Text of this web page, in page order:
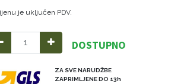
je uključen PDV.
DOSTUPNO
ZA SVE NARUDŽBE
ZAPRIMLJENE DO 13h